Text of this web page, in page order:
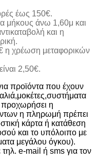
έως 150€.
μήκους άνω 1,60μ και
και η
η χρέωση μεταφορικών
2,50€.
προϊόντα που έχουν
προχωρήσει η
η πληρωμή πρέπει
κάρτα ή κατάθεση
και το υπόλοιπο με
μεγάλου όγκου).
τηλ. e-mail ή sms για τον